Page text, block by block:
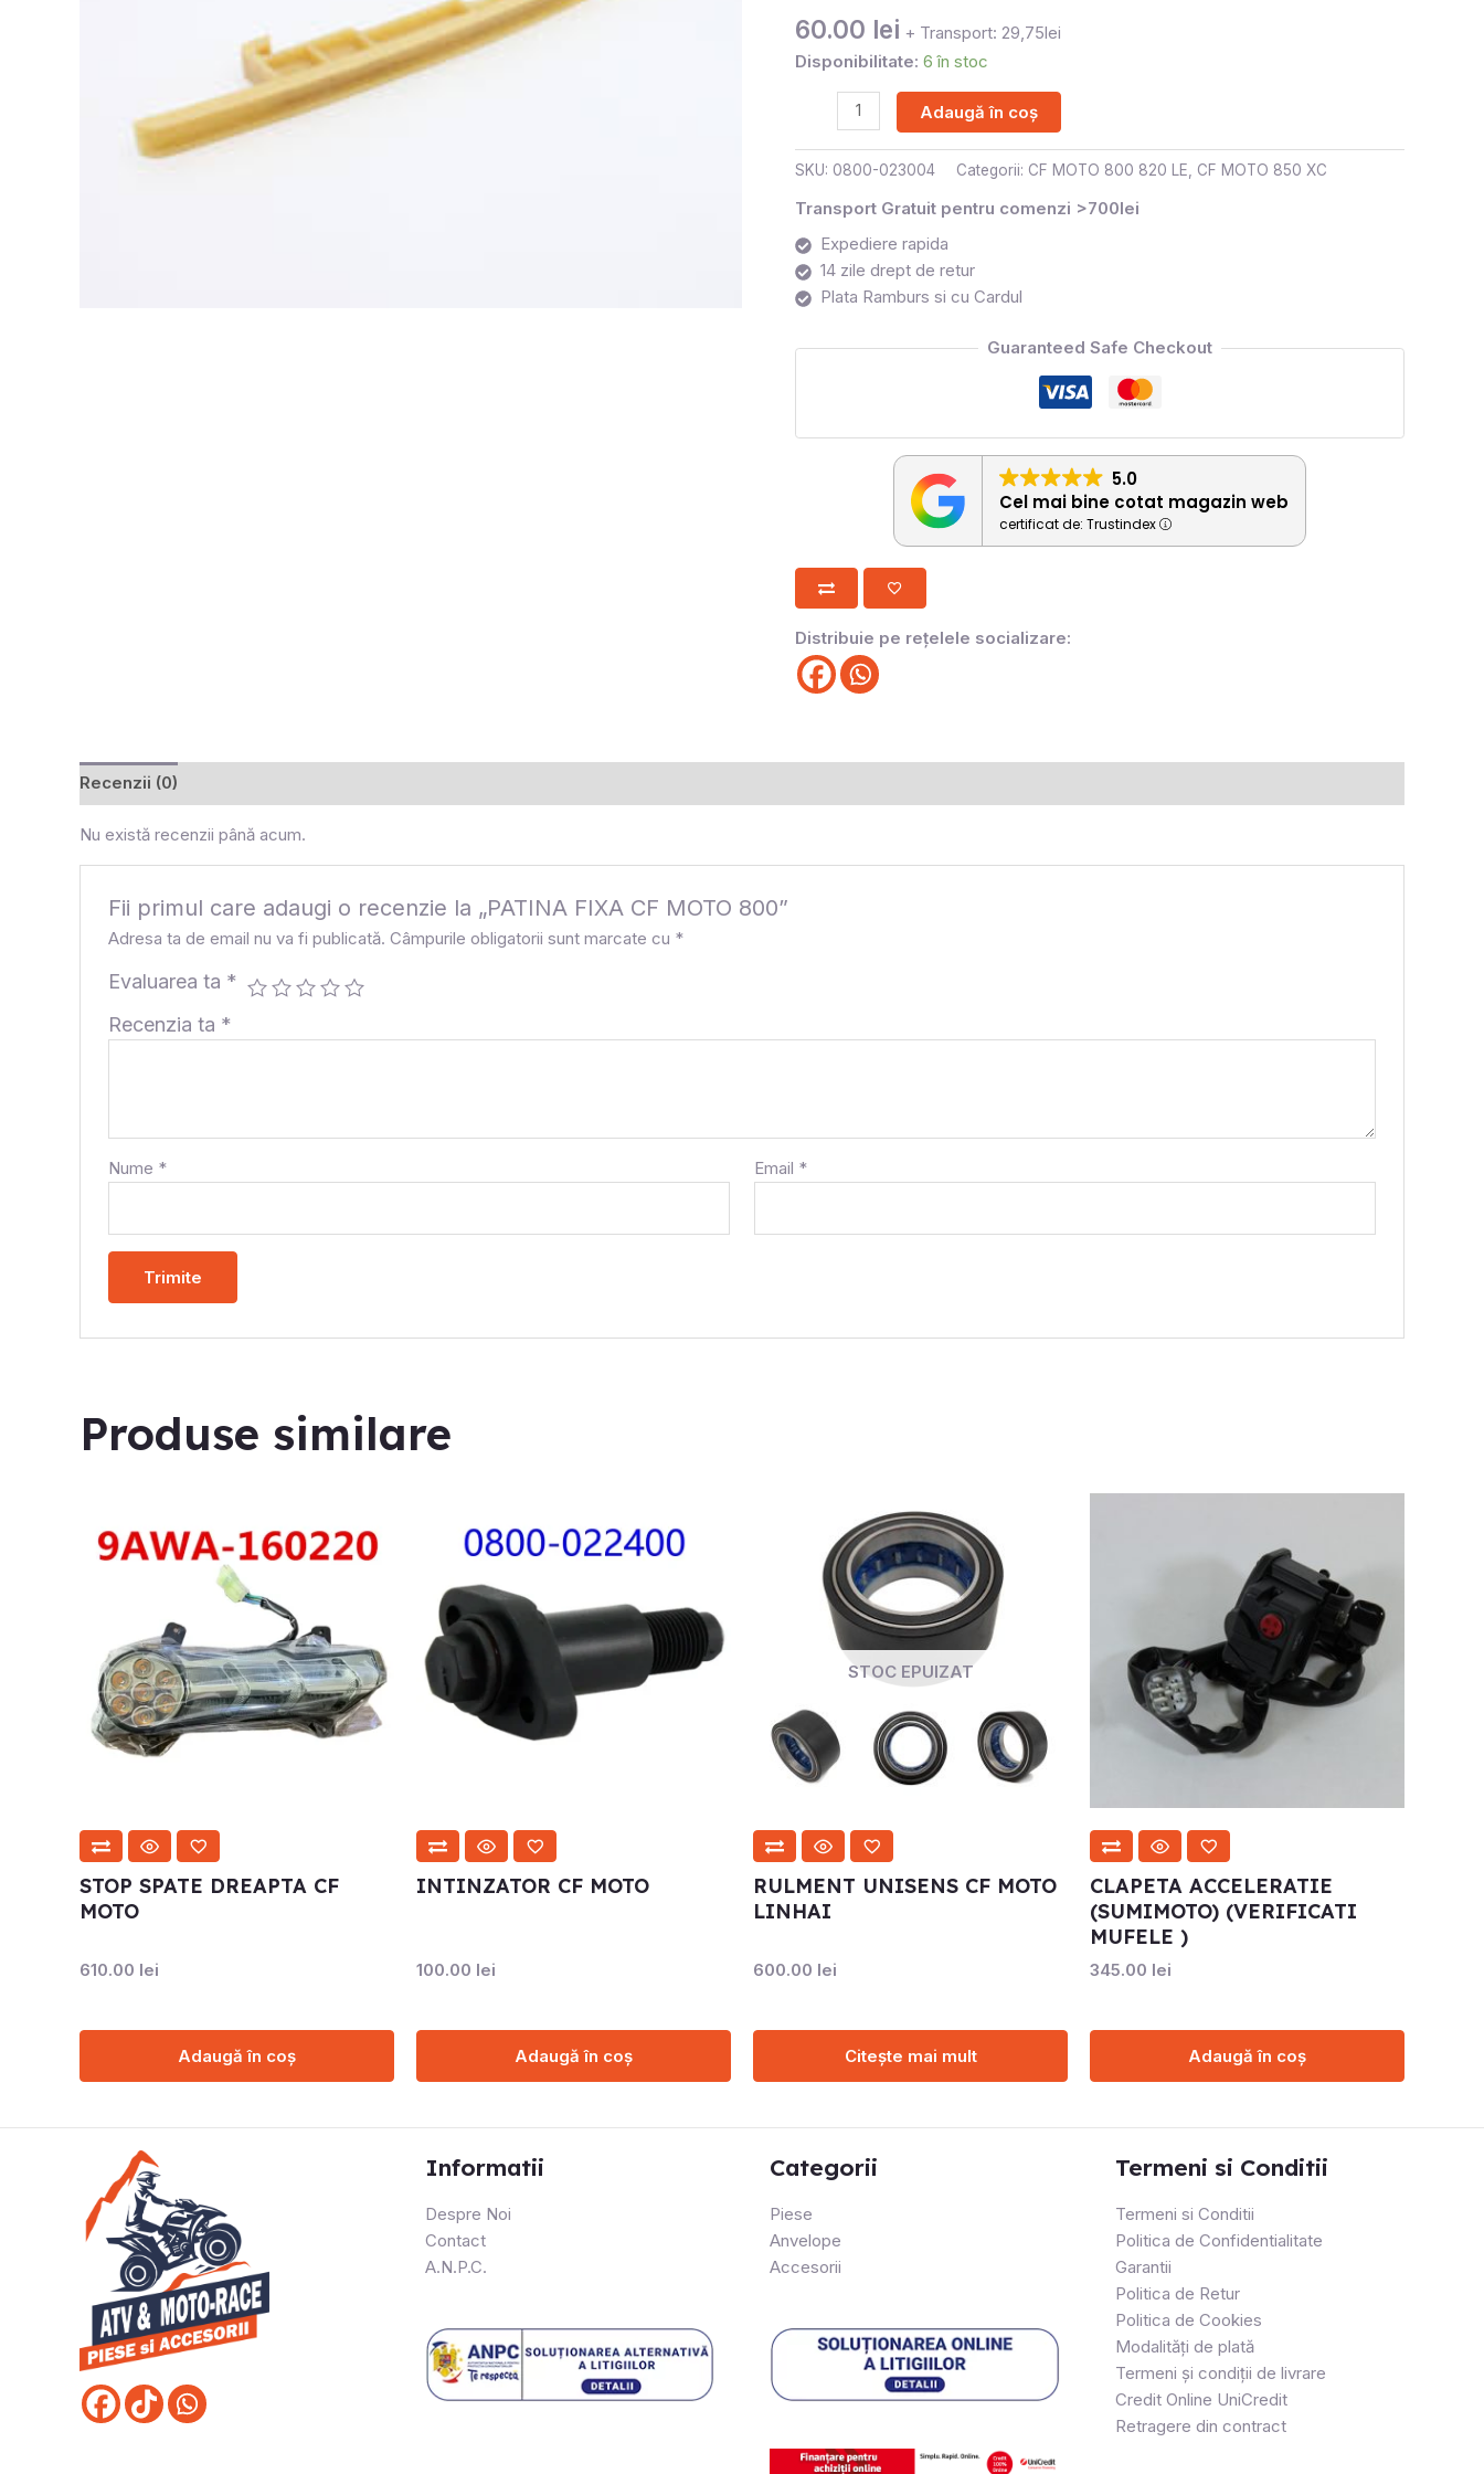
60.00 lei + Transport: 29,75lei
Disponibilitate: 6 în stoc
Adaugă în coș
SKU: 0800-023004 Categorii: CF MOTO 800 820 LE, CF MOTO 850 XC
Transport Gratuit pentru comenzi >700lei
Expediere rapida
14 zile drept de retur
Plata Ramburs si cu Cardul
Guaranteed Safe Checkout
5.0
Cel mai bine cotat magazin web
certificat de: Trustindex
Distribuie pe rețelele socializare:
Recenzii (0)
Nu există recenzii până acum.
Fii primul care adaugi o recenzie la „PATINA FIXA CF MOTO 800”
Adresa ta de email nu va fi publicată. Câmpurile obligatorii sunt marcate cu *
Evaluarea ta *
Recenzia ta *
Nume * Email *
Produse similare
STOP SPATE DREAPTA CF
MOTO
610.00 lei
Adaugă în coș
INTINZATOR CF MOTO
100.00 lei
Adaugă în coș
STOC EPUIZAT
RULMENT UNISENS CF MOTO
LINHAI
600.00 lei
Citește mai mult
CLAPETA ACCELERATIE
(SUMIMOTO) (VERIFICATI
MUFELE )
345.00 lei
Adaugă în coș
Informatii
Despre Noi
Contact
A.N.P.C.
Categorii
Piese
Anvelope
Accesorii
Termeni si Conditii
Termeni si Conditii
Politica de Confidentialitate
Garantii
Politica de Retur
Politica de Cookies
Modalități de plată
Termeni și condiții de livrare
Credit Online UniCredit
Retragere din contract